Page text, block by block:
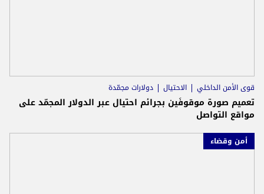
قوى الأمن الداخلي الاحتيال دولارات مجمّدة
تعميم صورة موقوفَين بجرائم احتيال عبر الدولار المجمّد على
مواقع التواصل
أمن وقضاء